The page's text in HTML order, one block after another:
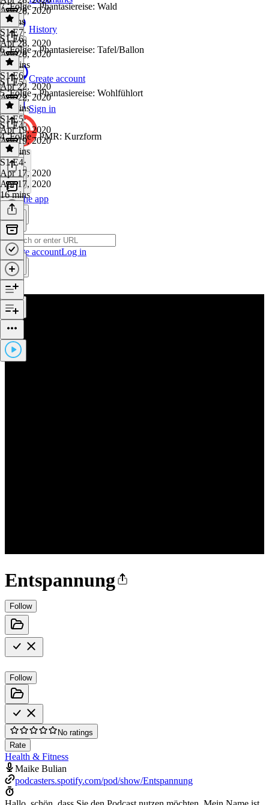
History
Create account
Sign in
Get the app
Create accountLog in
Entspannung
Follow
Follow
No ratings
Rate
Health & Fitness
Maike Bulian
podcasters.spotify.com/pod/show/Entspannung
Apr 28, 2020
9 mins
7. Folge - Phantasiereise: Wald
S1 E7·
Apr 28, 2020
Apr 28, 2020
13 mins
S1 E6
6. Folge - Phantasiereise: Tafel/Ballon
S1 E6·
Apr 22, 2020
Apr 22, 2020
17 mins
S1 E5
5. Folge - Phantasiereise: Wohlfühlort
S1 E5·
Apr 19, 2020
Apr 19, 2020
13 mins
S1 E4
4. Folge - PMR: Kurzform
S1 E4·
Apr 17, 2020
Apr 17, 2020
16 mins